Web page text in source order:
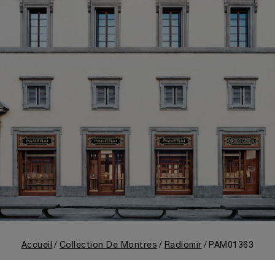
Accueil Collection De Montres Radiomir PAM01363